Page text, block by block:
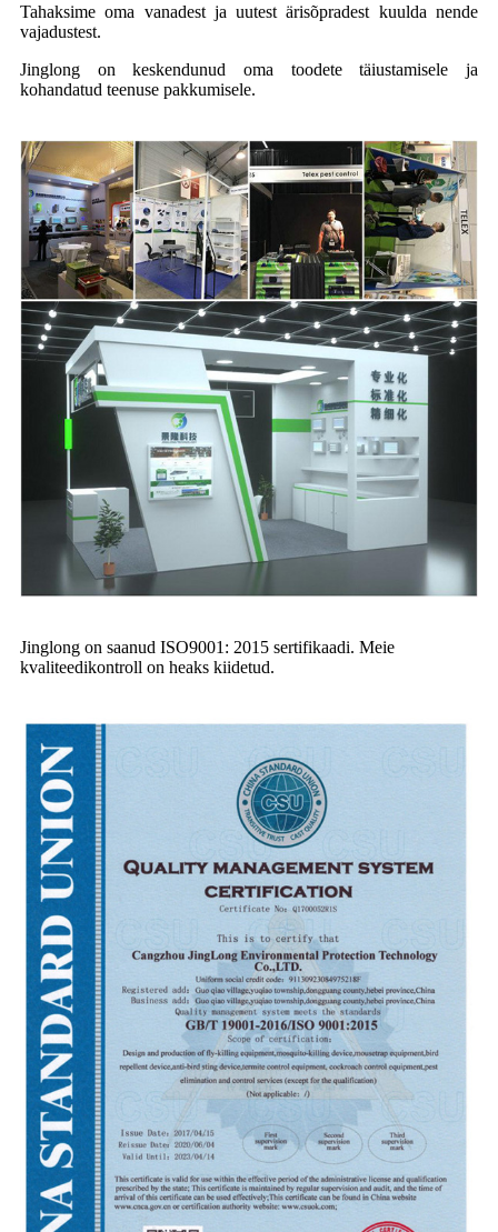
Tahaksime oma vanadest ja uutest ärisõpradest kuulda nende
vajadustest.
Jinglong on keskendunud oma toodete täiustamisele ja
kohandatud teenuse pakkumisele.
Jinglong on saanud ISO9001: 2015 sertifikaadi. Meie
kvaliteedikontroll on heaks kiidetud.